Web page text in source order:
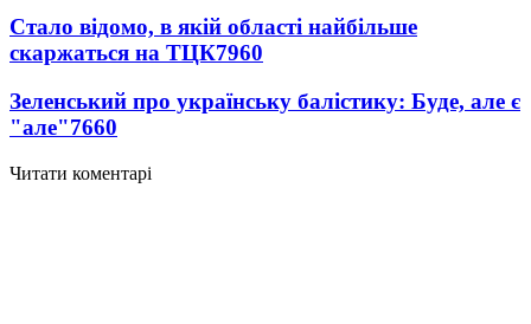
Стало відомо, в якій області найбільше
скаржаться на ТЦК7960
Зеленський про українську балістику: Буде, але є
"але"7660
Читати коментарі